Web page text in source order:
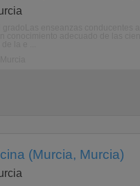
(Murcia, Murcia)